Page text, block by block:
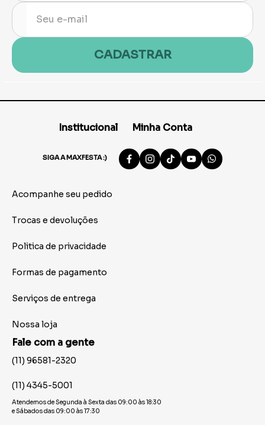
CADASTRAR
Institucional Minha Conta
SIGA A MAXFESTA :)
Acompanhe seu pedido
Trocas e devoluções
Politica de privacidade
Formas de pagamento
Serviços de entrega
Nossa loja
Fale com a gente
(11) 96581-2320
(11) 4345-5001
Atendemos de Segunda à Sexta das 09:00 às 18:30
e Sábados das 09:00 às 17:30